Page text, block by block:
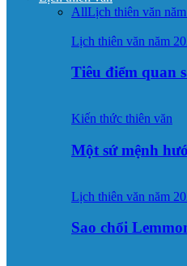
AllLịch thiên văn
Lịch thiên văn năm
Tiêu điểm quan
Kiến thức thiên văn
Một sứ mệnh
Lịch thiên văn năm
Sao chổi